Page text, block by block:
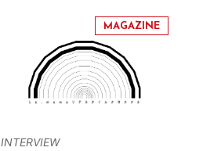
INTERVIEW